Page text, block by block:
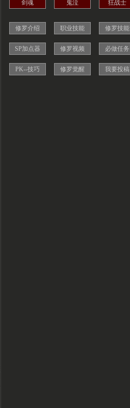
剑魂 鬼泣 狂战士
修罗介绍 职业技能 修罗技能
SP加点器 修罗视频 必做任务
PK--技巧 修罗觉醒 我要投稿